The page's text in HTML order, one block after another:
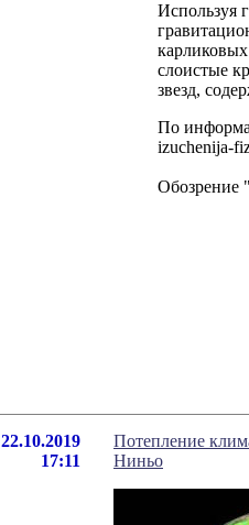
Используя
слоистые
звезд,
По
izuchenija-
Обозрение
22.10.2019
17:11
Потепление
Ниньо